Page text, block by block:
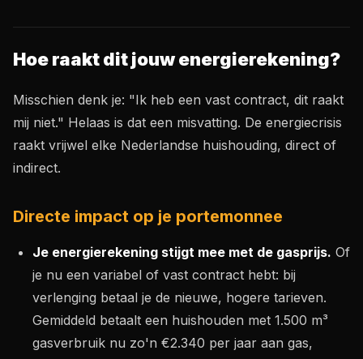
Hoe raakt dit jouw energierekening?
Misschien denk je: "Ik heb een vast contract, dit raakt
mij niet." Helaas is dat een misvatting. De energiecrisis
raakt vrijwel elke Nederlandse huishouding, direct of
indirect.
Directe impact op je portemonnee
Je energierekening stijgt mee met de gasprijs. Of
je nu een variabel of vast contract hebt: bij
verlenging betaal je de nieuwe, hogere tarieven.
Gemiddeld betaalt een huishouden met 1.500 m³
gasverbruik nu zo'n €2.340 per jaar aan gas,